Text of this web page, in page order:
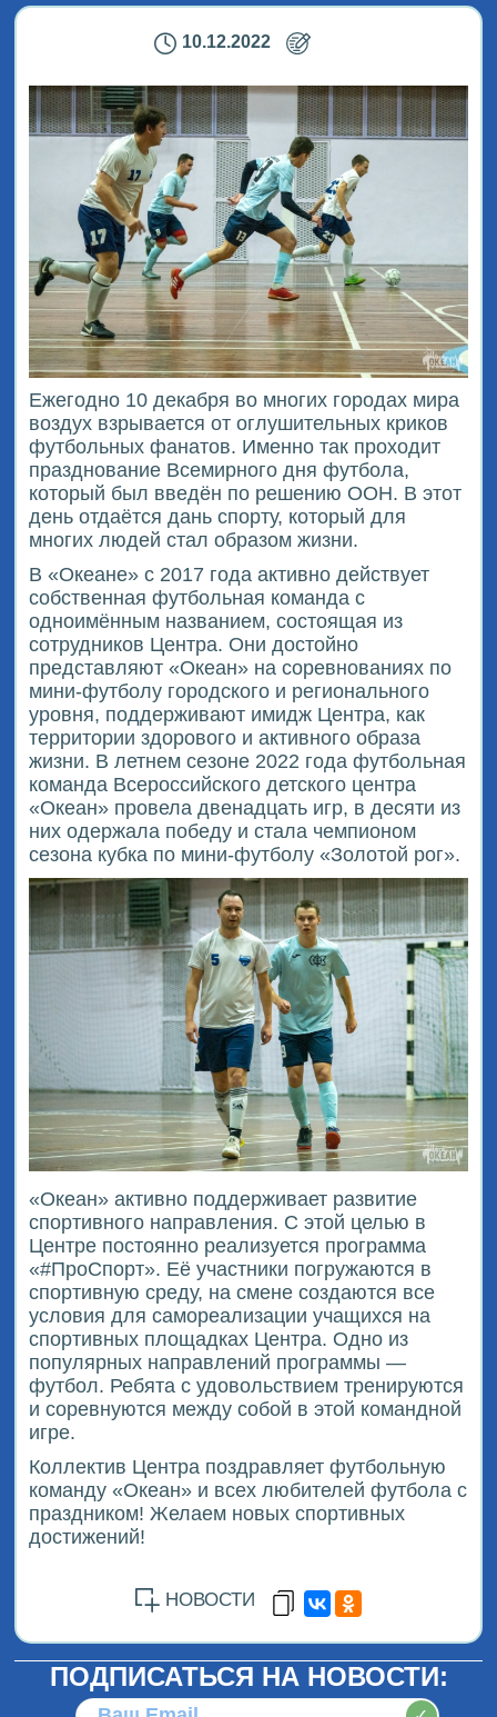
10.12.2022
Ежегодно 10 декабря во многих городах мира
воздух взрывается от оглушительных криков
футбольных фанатов. Именно так проходит
празднование Всемирного дня футбола,
который был введён по решению ООН. В этот
день отдаётся дань спорту, который для
многих людей стал образом жизни.
В «Океане» с 2017 года активно действует
собственная футбольная команда с
одноимённым названием, состоящая из
сотрудников Центра. Они достойно
представляют «Океан» на соревнованиях по
мини-футболу городского и регионального
уровня, поддерживают имидж Центра, как
территории здорового и активного образа
жизни. В летнем сезоне 2022 года футбольная
команда Всероссийского детского центра
«Океан» провела двенадцать игр, в десяти из
них одержала победу и стала чемпионом
сезона кубка по мини-футболу «Золотой рог».
«Океан» активно поддерживает развитие
спортивного направления. С этой целью в
Центре постоянно реализуется программа
«#ПроСпорт». Её участники погружаются в
спортивную среду, на смене создаются все
условия для самореализации учащихся на
спортивных площадках Центра. Одно из
популярных направлений программы —
футбол. Ребята с удовольствием тренируются
и соревнуются между собой в этой командной
игре.
Коллектив Центра поздравляет футбольную
команду «Океан» и всех любителей футбола с
праздником! Желаем новых спортивных
достижений!
НОВОСТИ
ПОДПИСАТЬСЯ НА НОВОСТИ: